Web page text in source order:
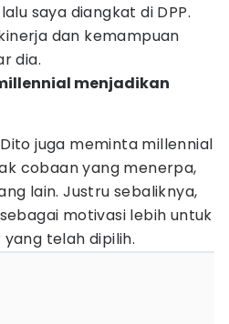
saya diangkat di DPP.
dan kemampuan
dia.
menjadikan
juga meminta millennial
cobaan yang menerpa,
lain. Justru sebaliknya,
motivasi lebih untuk
telah dipilih.